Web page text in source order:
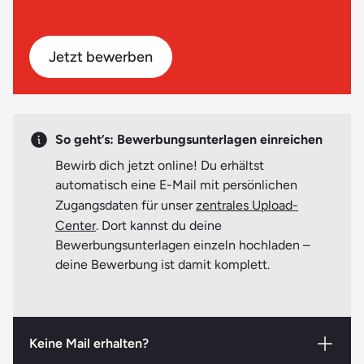
Praktikumsbescheinigungen, Arbeitszeugnisse (wenn
vorhanden)
Ärztliche Bescheinigung über die gesundheitliche
Nachweis zur Immunisierung gegen Masern*
* kann bis Ausbildungsbeginn nachgereicht werden
Beachte bitte:Möglicherweise werden zu Beginn deiner
PTA-Ausbildung weitere aktuelle Nachweise (Atteste,
Bescheinigungen etc.) benötigt. Genaueres erfährst du
Jetzt bewerben
So geht’s: Bewerbungsunterlagen einreichen
Bewirb dich jetzt online! Du erhältst
automatisch eine E-Mail mit persönlichen
Zugangsdaten für unserzentrales Upload-
Center. Dort kannst du deine
Bewerbungsunterlagen einzeln hochladen –
deine Bewerbung ist damit komplett.
Keine Mail erhalten?